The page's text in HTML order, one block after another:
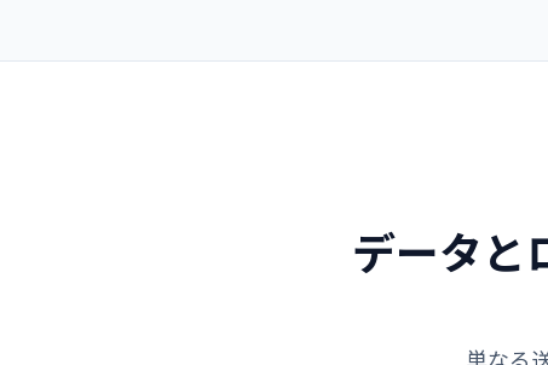
データと